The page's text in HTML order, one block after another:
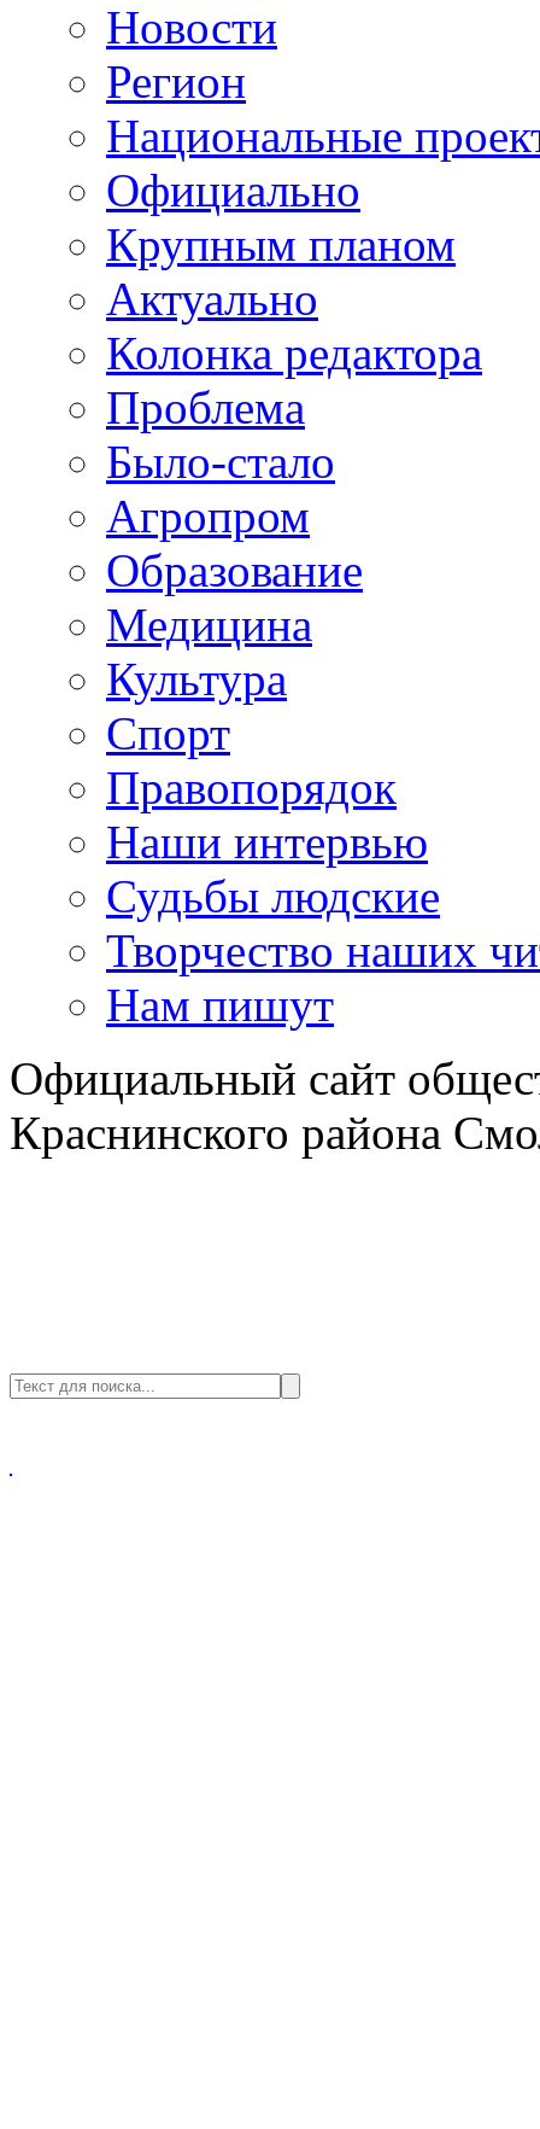
Новости
Регион
Национальные
Официально
Крупным планом
Актуально
Колонка редактора
Проблема
Было-стало
Агропром
Образование
Медицина
Культура
Спорт
Правопорядок
Наши интервью
Судьбы людские
Творчество наших
Нам пишут
Официальный сайт
Краснинского района